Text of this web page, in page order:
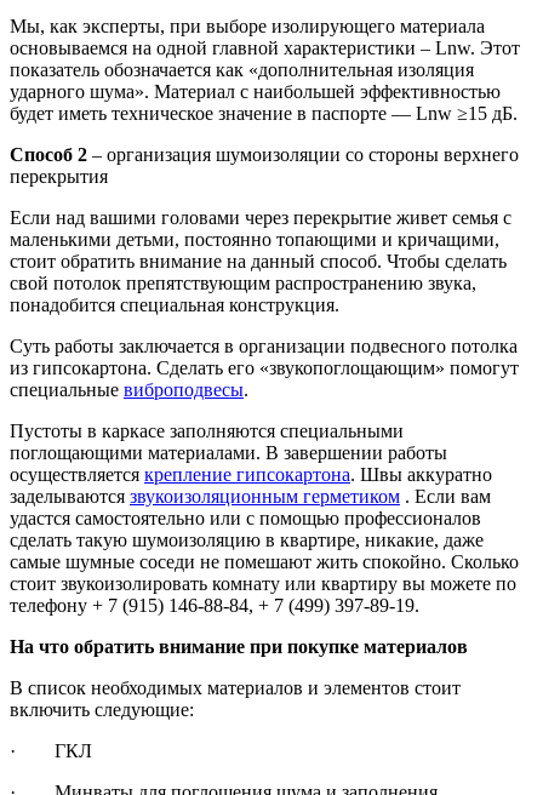
Мы, как эксперты, при выборе изолирующего материала
основываемся на одной главной характеристики – Lnw. Этот
показатель обозначается как «дополнительная изоляция
ударного шума». Материал с наибольшей эффективностью
будет иметь техническое значение в паспорте — Lnw ≥15 дБ.
Способ 2 – организация шумоизоляции со стороны верхнего
перекрытия
Если над вашими головами через перекрытие живет семья с
маленькими детьми, постоянно топающими и кричащими,
стоит обратить внимание на данный способ. Чтобы сделать
свой потолок препятствующим распространению звука,
понадобится специальная конструкция.
Суть работы заключается в организации подвесного потолка
из гипсокартона. Сделать его «звукопоглощающим» помогут
специальные виброподвесы.
Пустоты в каркасе заполняются специальными
поглощающими материалами. В завершении работы
осуществляется крепление гипсокартона. Швы аккуратно
заделываются звукоизоляционным герметиком . Если вам
удастся самостоятельно или с помощью профессионалов
сделать такую шумоизоляцию в квартире, никакие, даже
самые шумные соседи не помешают жить спокойно. Сколько
стоит звукоизолировать комнату или квартиру вы можете по
телефону + 7 (915) 146-88-84, + 7 (499) 397-89-19.
На что обратить внимание при покупке материалов
В список необходимых материалов и элементов стоит
включить следующие:
· ГКЛ